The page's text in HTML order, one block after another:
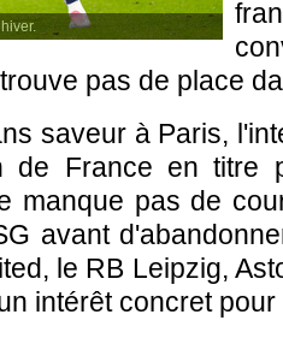
pas de place
saveur à Paris,
de France en titre
manque pas de
avant
le RB Leipzig,
intérêt concret